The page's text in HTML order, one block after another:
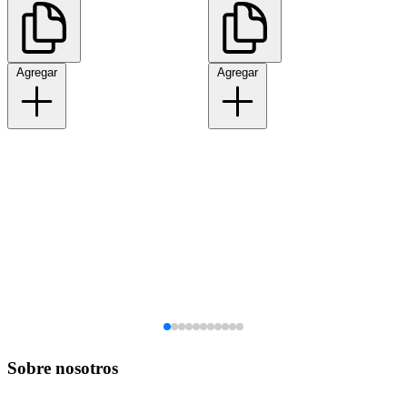
Agregar Agregar
Sobre nosotros